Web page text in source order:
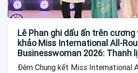
Lê Phan ghi dấu ấn trên cương
khảo Miss International All-
Businesswoman 2026: Thanh
tỏa giá trị của người phụ nữ
Đêm Chung kết Miss International